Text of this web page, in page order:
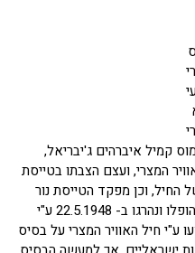
קמיל איברהים ג'יבריאל,
המצרי, ועצם הצבתו בטייסת
וכן מפקד הטייסת נור
אל-דין מוחמד נאסר אל-דין. שניהם הופלו ונהרגו ב- 22.5.1948 ע"י
ע"י חיל האוויר המצרי על בסיס